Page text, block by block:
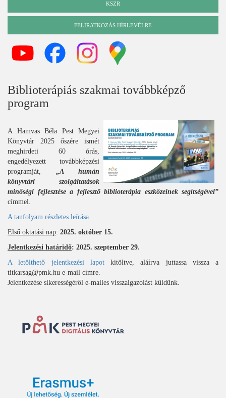
KSZR
FELIRATKOZÁS HÍRLEVÉLRE
Biblioterápiás szakmai továbbképző
program
A Hamvas Béla Pest Megyei
Könyvtár 2025 őszére ismét
meghirdeti 60 órás,
engedélyezett továbbképzési
programját, „A humán
könyvtári szolgáltatások
minőségi fejlesztése a fejlesztő biblioterápia eszközeinek segítségével”
címmel.
A tanfolyam részletes leírása.
Első oktatási nap: 2025. október 15.
Jelentkezési határidő: 2025. szeptember 29.
A letölthető jelentkezési lapotkitöltve, aláírva juttassa vissza a
titkarsag@pmk.hu e-mail címre.
Jelentkezése sikerességéről e-mailes visszaigazolást küldünk.